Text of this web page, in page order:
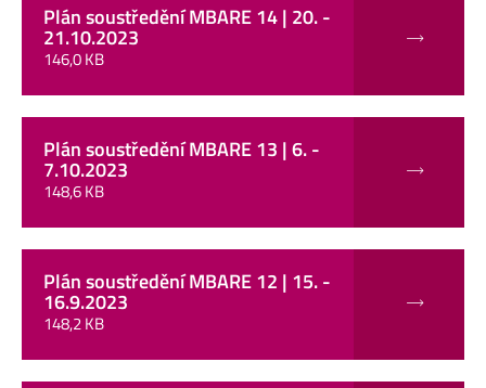
Plán soustředění MBARE 14 | 20. -
21.10.2023
146,0 KB
Plán soustředění MBARE 13 | 6. -
7.10.2023
148,6 KB
Plán soustředění MBARE 12 | 15. -
16.9.2023
148,2 KB